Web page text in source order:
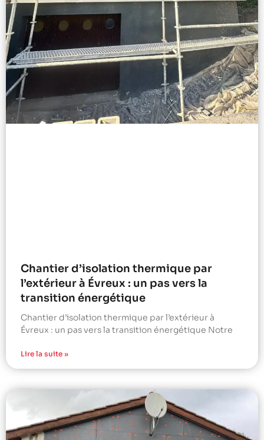
Chantier d’isolation thermique par
l’extérieur à Évreux : un pas vers la
transition énergétique
Chantier d’isolation thermique par l’extérieur à
Évreux : un pas vers la transition énergétique Notre
Lire la suite »